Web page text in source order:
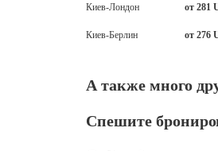
Киев-Лондон от 281
Киев-Берлин от 276
А также много
Спешите